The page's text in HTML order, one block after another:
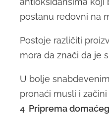
postanu redovni na
Postoje različiti
mora da znači da je
U bolje
pronaći musli i
4 Priprema